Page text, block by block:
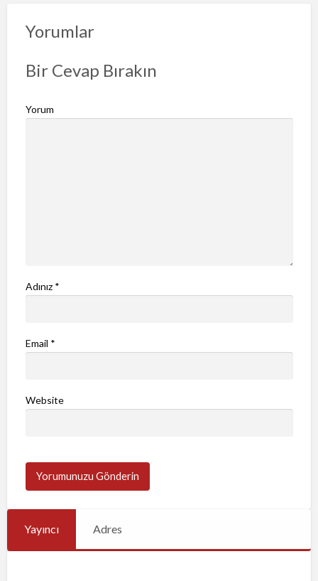
n
i
l
i
Yorumlar
Bir Cevap Bırakın
Yorum
Adınız *
Email *
Website
Yayıncı Adres